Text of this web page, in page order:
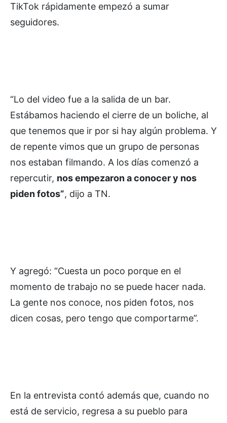
TikTok rápidamente empezó a sumar
seguidores.
“Lo del video fue a la salida de un bar.
Estábamos haciendo el cierre de un boliche, al
que tenemos que ir por si hay algún problema. Y
de repente vimos que un grupo de personas
nos estaban filmando. A los días comenzó a
repercutir, nos empezaron a conocer y nos
piden fotos”, dijo a TN.
Y agregó: “Cuesta un poco porque en el
momento de trabajo no se puede hacer nada.
La gente nos conoce, nos piden fotos, nos
dicen cosas, pero tengo que comportarme”.
En la entrevista contó además que, cuando no
está de servicio, regresa a su pueblo para